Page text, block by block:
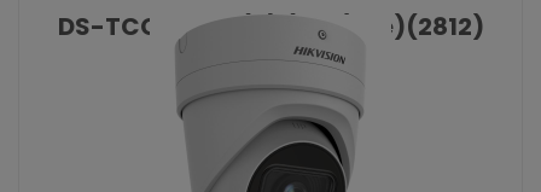
DS-TCG406-E (S) (12V/Poe)(2812)
KATALOŠKI BROJ: 10173